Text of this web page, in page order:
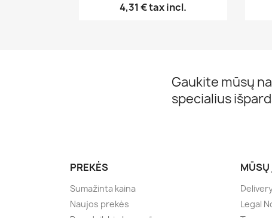
4,31 €tax incl.
Gaukite mūsų
specialius
PREKĖS
Sumažinta kaina
Naujos prekės
MŪSŲ
Legal